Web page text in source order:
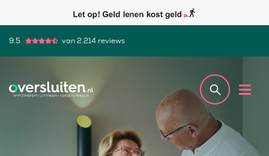
9.5 van 2.214 reviews